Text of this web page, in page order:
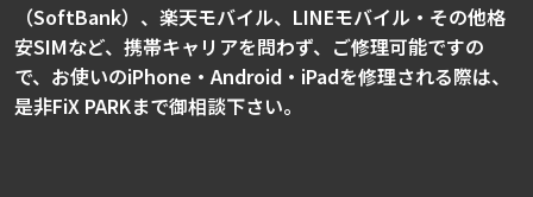
（SoftBank）、楽天モバイル、LINEモバイル・その他格
安SIMなど、携帯キャリアを問わず、ご修理可能ですの
で、お使いのiPhone・Android・iPadを修理される際は、
是非FiX PARKまで御相談下さい。